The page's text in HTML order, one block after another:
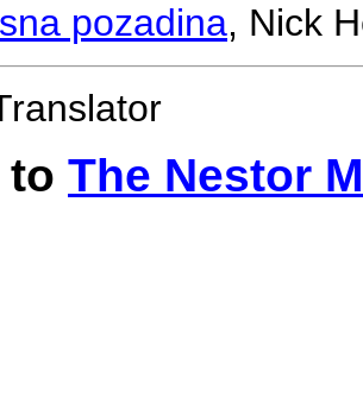
pozadina, Nick
to The Nestor